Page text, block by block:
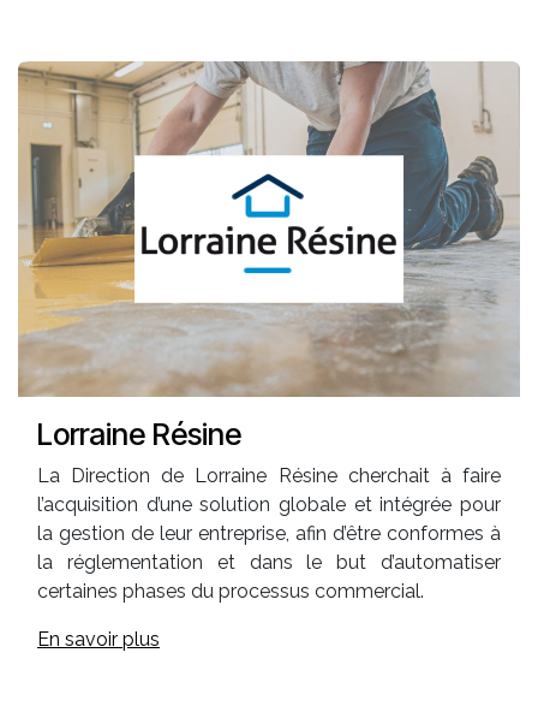
Lorraine Résine
La Direction de Lorraine Résine cherchait à faire
l’acquisition d’une solution globale et intégrée pour
la gestion de leur entreprise, afin d’être conformes à
la réglementation et dans le but d’automatiser
certaines phases du processus commercial.
En savoir plus